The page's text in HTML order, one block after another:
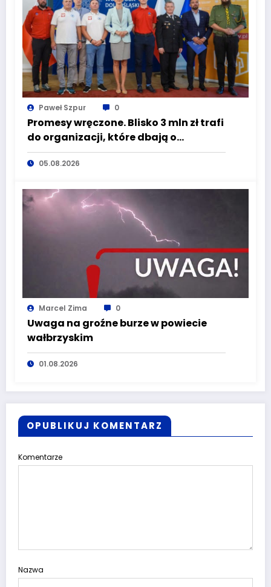
Paweł Szpur 0
Promesy wręczone. Blisko 3 mln zł trafi
do organizacji, które dbają o
bezpieczeństwo mieszkańców
Dolnego Śląska
05.08.2026
Marcel Zima 0
Uwaga na groźne burze w powiecie
wałbrzyskim
01.08.2026
OPUBLIKUJ KOMENTARZ
Komentarze
Nazwa